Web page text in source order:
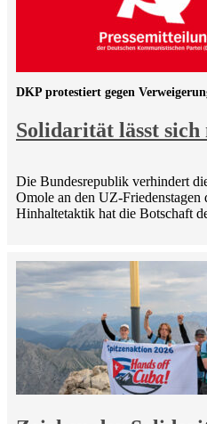
Solidarität lässt
DKP protestiert gegen
Die Bundesrepublik verhindert
Omole an den UZ-
Hinhaltetaktik hat die Botschaft